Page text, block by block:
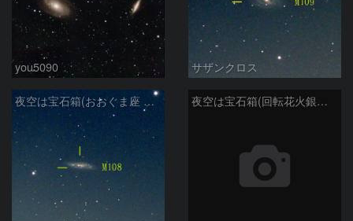
you5090 サザンクロス
夜空は宝石箱(おおぐま座 M108) Seestar50 夜空は宝石箱(回転花火銀河 M101) Seestar50